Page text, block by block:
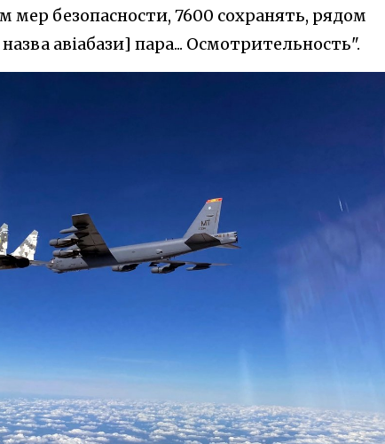
мер безопасности, 7600 сохранять, рядом
авіабази] пара... Осмотрительность".